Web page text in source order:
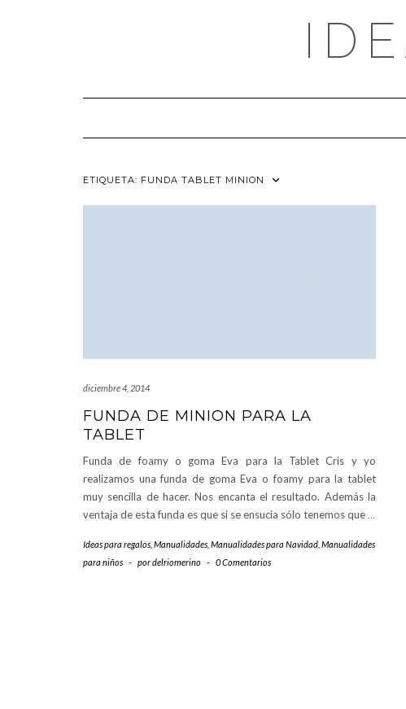
ETIQUETA: FUNDA TABLET MINION
diciembre 4, 2014
FUNDA DE MINION PARA LA
TABLET
Funda de foamy o goma Eva para la Tablet Cris y yo
realizamos una funda de goma Eva o foamy para la tablet
muy sencilla de hacer. Nos encanta el resultado. Además la
ventaja de esta funda es que si se ensucia sólo tenemos que…
Ideas para regalos Manualidades Manualidades para Navidad Manualidades
para niños - pordelriomerino - 0 Comentarios